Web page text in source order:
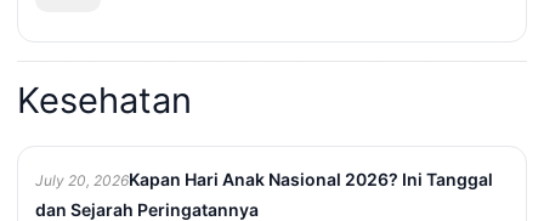
Kesehatan
July 20, 2026Kapan Hari Anak Nasional 2026? Ini Tanggal
dan Sejarah Peringatannya